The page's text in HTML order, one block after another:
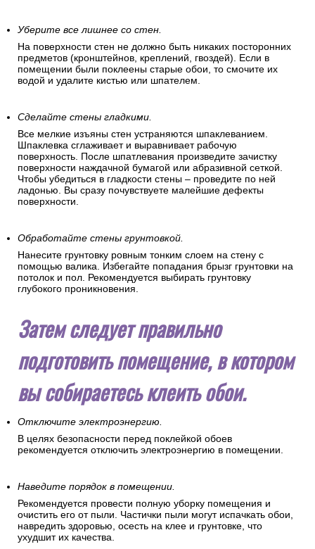
Уберите все лишнее со стен.
На поверхности стен не должно быть никаких посторонних
предметов (кронштейнов, креплений, гвоздей). Если в
помещении были поклеены старые обои, то смочите их
водой и удалите кистью или шпателем.
Сделайте стены гладкими.
Все мелкие изъяны стен устраняются шпаклеванием.
Шпаклевка сглаживает и выравнивает рабочую
поверхность. После шпатлевания произведите зачистку
поверхности наждачной бумагой или абразивной сеткой.
Чтобы убедиться в гладкости стены – проведите по ней
ладонью. Вы сразу почувствуете малейшие дефекты
поверхности.
Обработайте стены грунтовкой.
Нанесите грунтовку ровным тонким слоем на стену с
помощью валика. Избегайте попадания брызг грунтовки на
потолок и пол. Рекомендуется выбирать грунтовку
глубокого проникновения.
Затем следует правильно
подготовить помещение, в котором
вы собираетесь клеить обои.
Отключите электроэнергию.
В целях безопасности перед поклейкой обоев
рекомендуется отключить электроэнергию в помещении.
Наведите порядок в помещении.
Рекомендуется провести полную уборку помещения и
очистить его от пыли. Частички пыли могут испачкать обои,
навредить здоровью, осесть на клее и грунтовке, что
ухудшит их качества.